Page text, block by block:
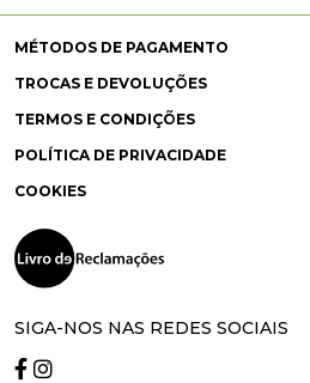
MÉTODOS DE PAGAMENTO
TROCAS E DEVOLUÇÕES
TERMOS E CONDIÇÕES
POLÍTICA DE PRIVACIDADE
COOKIES
SIGA-NOS NAS REDES SOCIAIS